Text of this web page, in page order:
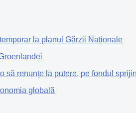
la planul Gărzii Naționale
să renunțe la putere, pe fondul
globală